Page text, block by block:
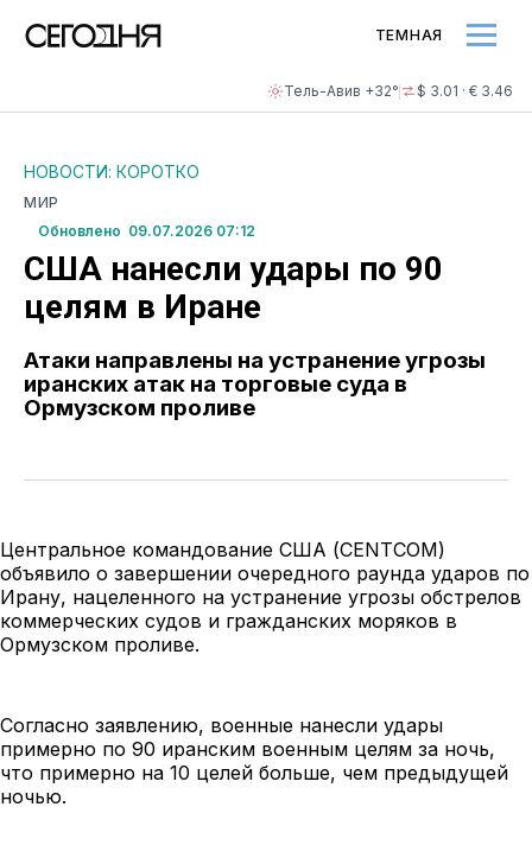
Тель-Авив +32° $ 3.01 · € 3.46
ТЕМНАЯ
НОВОСТИ: КОРОТКО
МИР
Обновлено 09.07.2026 07:12
США нанесли удары по 90
целям в Иране
Атаки направлены на устранение угрозы
иранских атак на торговые суда в
Ормузском проливе
Центральное командование США (CENTCOM)
объявило о завершении очередного раунда ударов по
Ирану, нацеленного на устранение угрозы обстрелов
коммерческих судов и гражданских моряков в
Ормузском проливе.
Согласно заявлению, военные нанесли удары
примерно по 90 иранским военным целям за ночь,
что примерно на 10 целей больше, чем предыдущей
ночью.